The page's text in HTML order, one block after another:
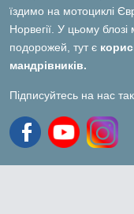
їздимо на мотоциклі
Норвегії. У цьому
подорожей, тут є
мандрівників.
Підписуйтесь на нас